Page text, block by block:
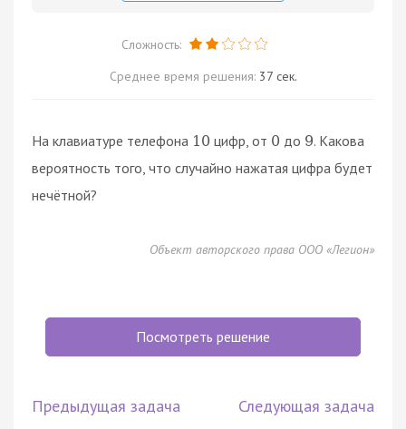
Сложность:
Среднее время решения: 37 сек.
На клавиатуре телефона 10 цифр, от 0 до 9. Какова
вероятность того, что случайно нажатая цифра будет
нечётной?
Объект авторского права ООО «Легион»
Посмотреть решение
Предыдущая задача Следующая задача